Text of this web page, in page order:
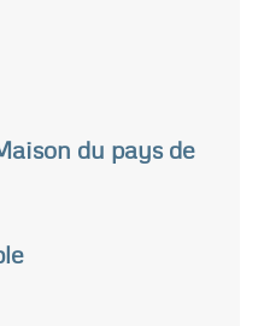
du pays de